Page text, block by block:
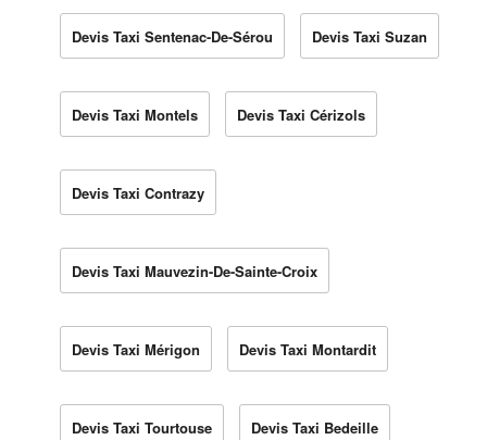
Devis Taxi Sentenac-De-Sérou Devis Taxi Suzan
Devis Taxi Montels Devis Taxi Cérizols
Devis Taxi Contrazy
Devis Taxi Mauvezin-De-Sainte-Croix
Devis Taxi Mérigon Devis Taxi Montardit
Devis Taxi Tourtouse Devis Taxi Bedeille